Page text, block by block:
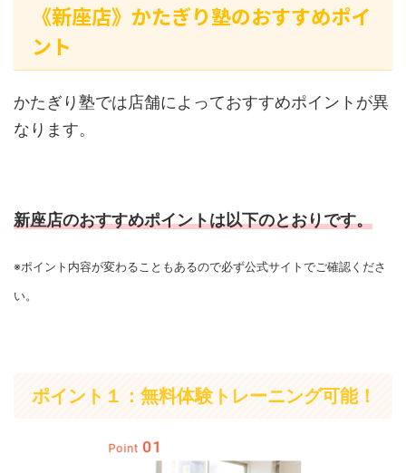
《新座店》かたぎり塾のおすすめポイ
ント
かたぎり塾では店舗によっておすすめポイントが異
なります。
新座店のおすすめポイントは以下のとおりです。
※ポイント内容が変わることもあるので必ず公式サイトでご確認くださ
い。
ポイント１：無料体験トレーニング可能！